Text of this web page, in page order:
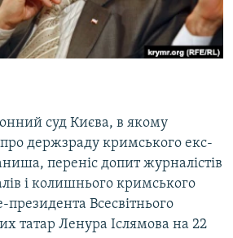
КРИМУ
суд Києва, в якому
про держзраду кримського екс-
переніс допит журналістів
і колишнього кримського
президента Всесвітнього
татар Ленура Іслямова на 22